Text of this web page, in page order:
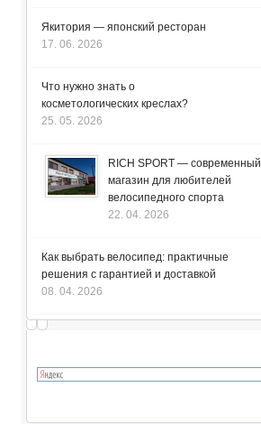
Якитория — японский ресторан
17. 06. 2026
Что нужно знать о
косметологических креслах?
25. 05. 2026
RICH SPORT — современный
магазин для любителей
велосипедного спорта
22. 04. 2026
Как выбрать велосипед: практичные
решения с гарантией и доставкой
08. 04. 2026